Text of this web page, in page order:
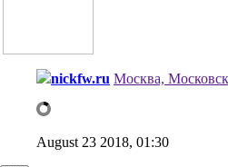
nickfw.ru Москва,
August 23 2018, 01:30